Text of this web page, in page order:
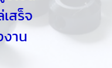
สร็จ
งาน